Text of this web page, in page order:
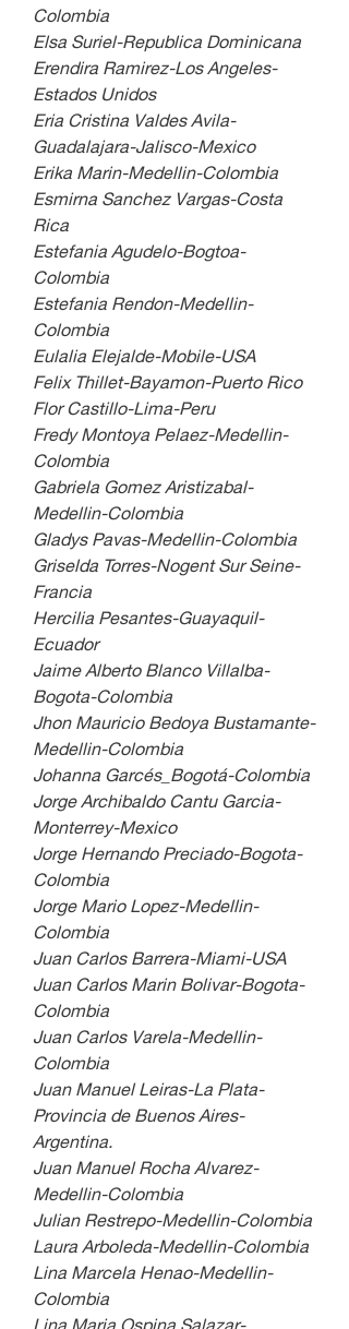
Colombia
Elsa Suriel-Republica Dominicana
Erendira Ramirez-Los Angeles-
Estados Unidos
Eria Cristina Valdes Avila-
Guadalajara-Jalisco-Mexico
Erika Marin-Medellin-Colombia
Esmirna Sanchez Vargas-Costa
Rica
Estefania Agudelo-Bogtoa-
Colombia
Estefania Rendon-Medellin-
Colombia
Eulalia Elejalde-Mobile-USA
Felix Thillet-Bayamon-Puerto Rico
Flor Castillo-Lima-Peru
Fredy Montoya Pelaez-Medellin-
Colombia
Gabriela Gomez Aristizabal-
Medellin-Colombia
Gladys Pavas-Medellin-Colombia
Griselda Torres-Nogent Sur Seine-
Francia
Hercilia Pesantes-Guayaquil-
Ecuador
Jaime Alberto Blanco Villalba-
Bogota-Colombia
Jhon Mauricio Bedoya Bustamante-
Medellin-Colombia
Johanna Garcés_Bogotá-Colombia
Jorge Archibaldo Cantu Garcia-
Monterrey-Mexico
Jorge Hernando Preciado-Bogota-
Colombia
Jorge Mario Lopez-Medellin-
Colombia
Juan Carlos Barrera-Miami-USA
Juan Carlos Marin Bolivar-Bogota-
Colombia
Juan Carlos Varela-Medellin-
Colombia
Juan Manuel Leiras-La Plata-
Provincia de Buenos Aires-
Argentina.
Juan Manuel Rocha Alvarez-
Medellin-Colombia
Julian Restrepo-Medellin-Colombia
Laura Arboleda-Medellin-Colombia
Lina Marcela Henao-Medellin-
Colombia
Lina Maria Ospina Salazar-